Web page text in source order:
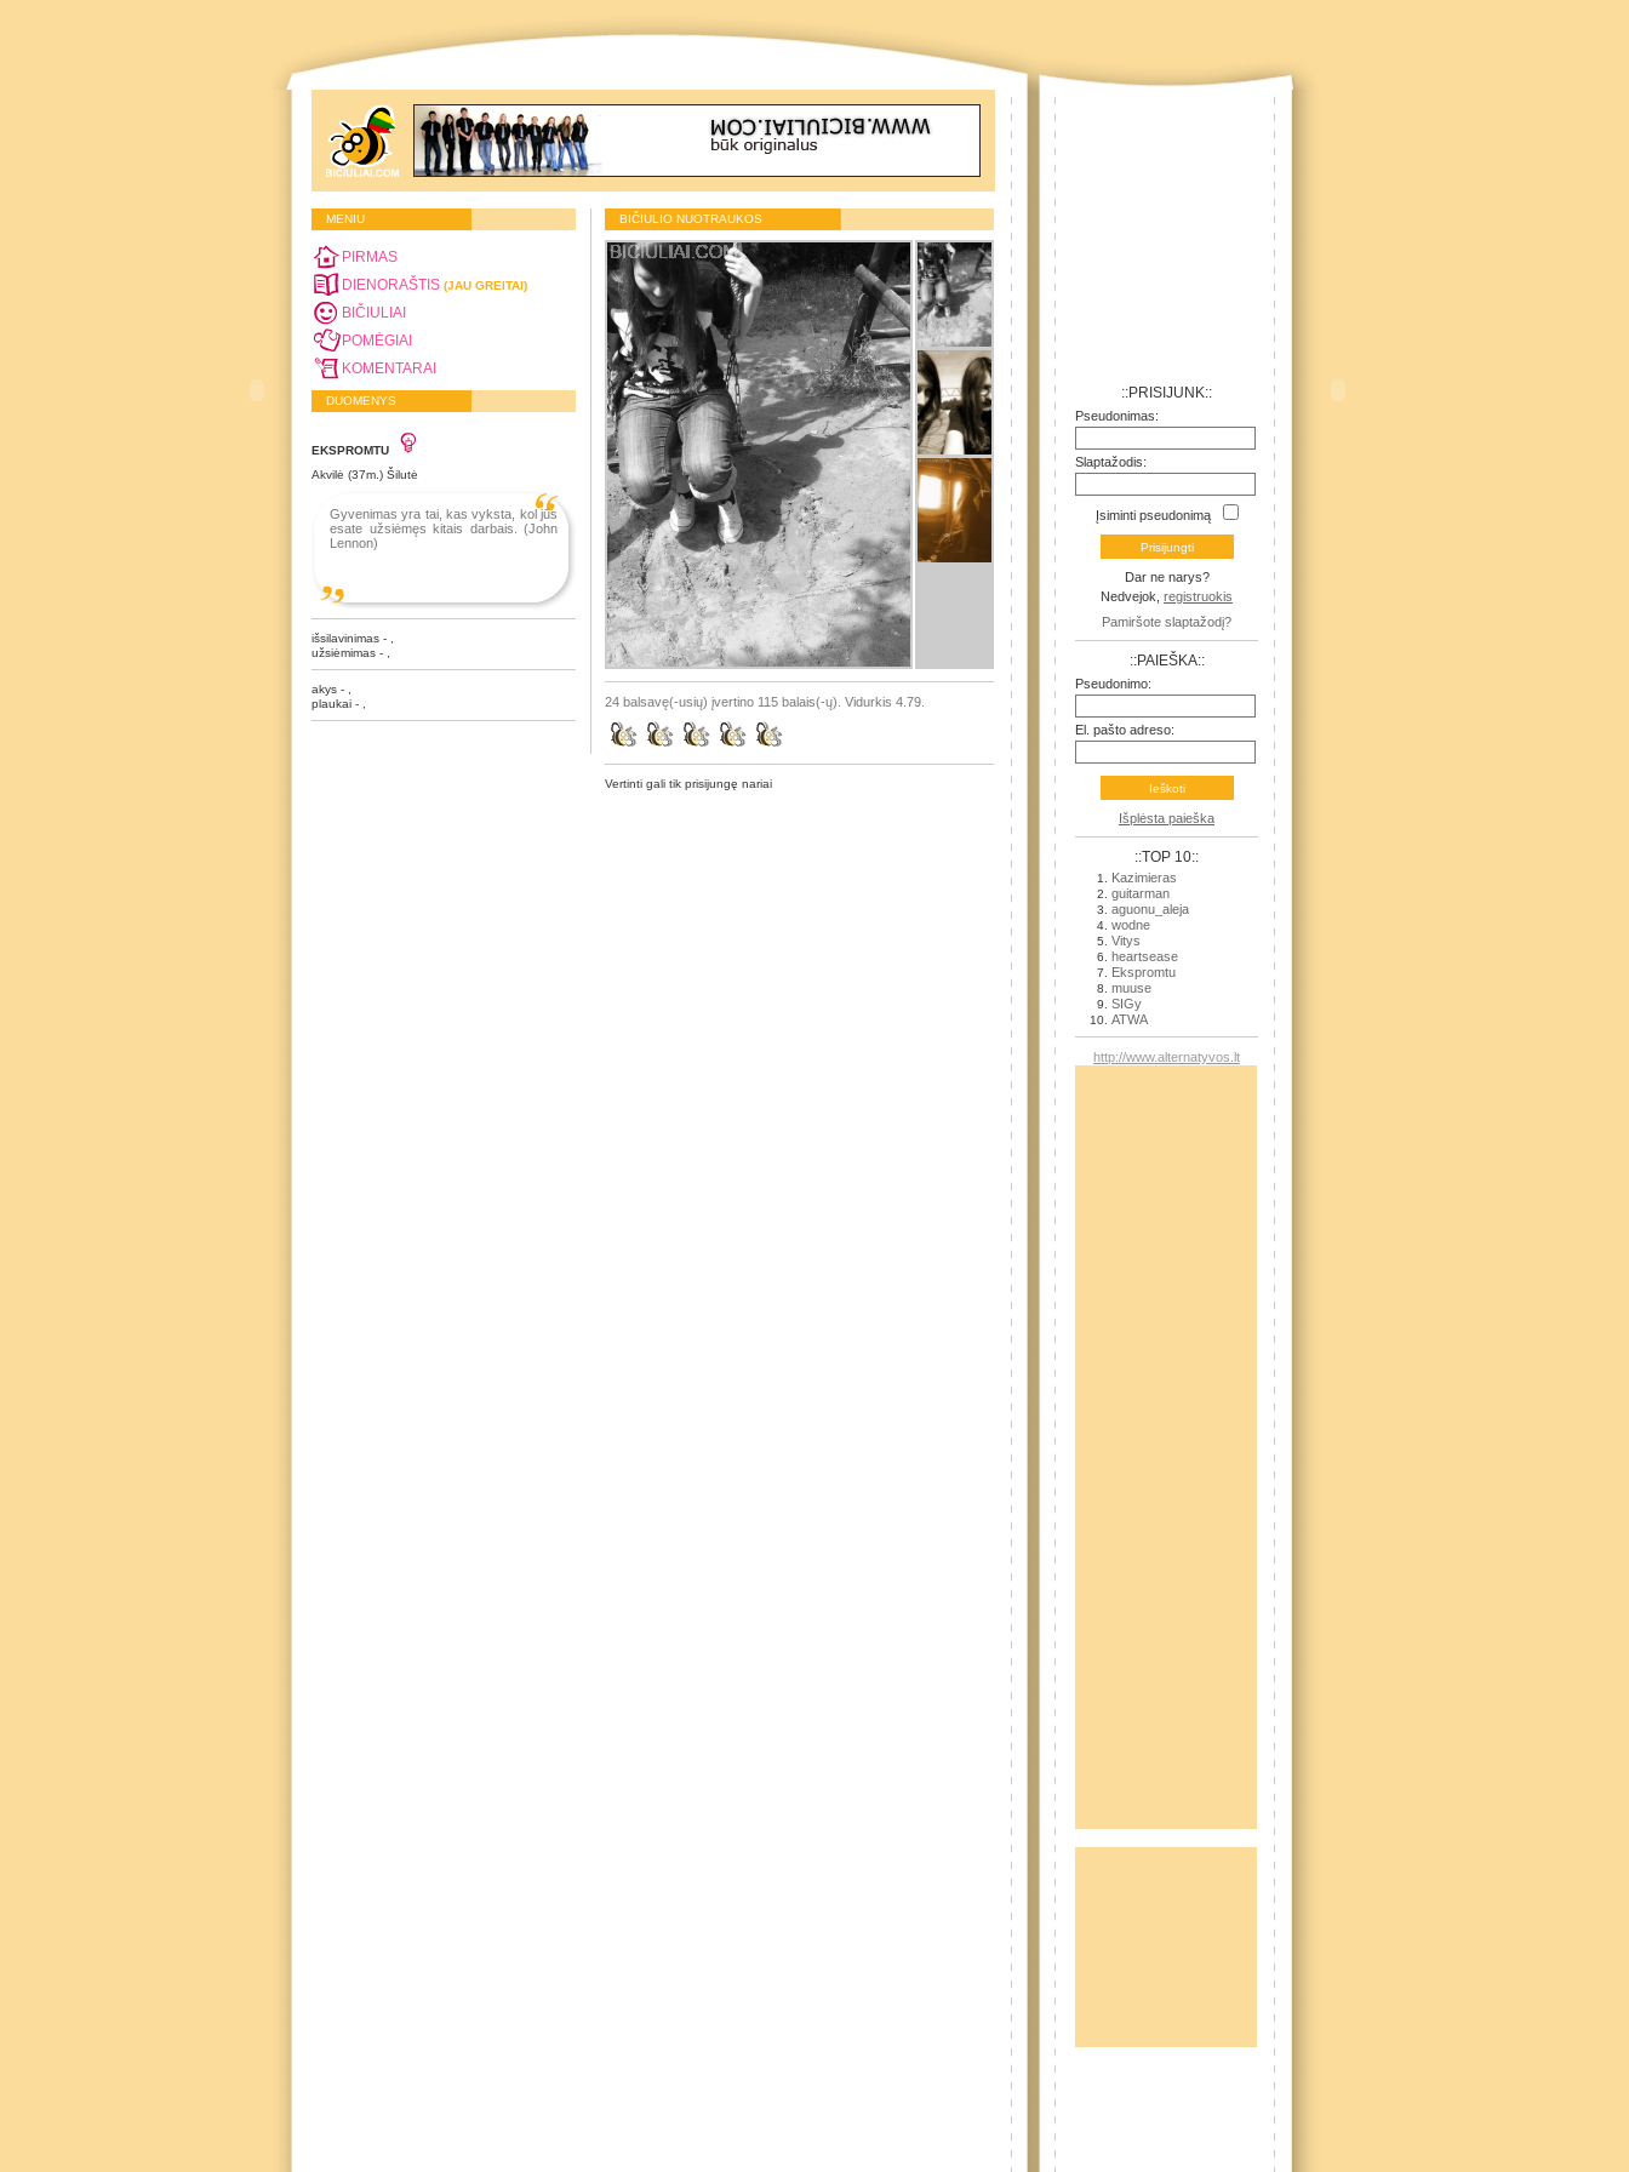
::PRISIJUNK::
Pseudonimas:
Slaptažodis:
Įsiminti pseudonimą
Dar ne narys?
Nedvejok, registruokis
Pamiršote slaptažodį?
::PAIEŠKA::
Pseudonimo:
El. pašto adreso:
Išplėsta paieška
::TOP 10::
Kazimieras
guitarman
aguonu_aleja
wodne
Vitys
heartsease
Ekspromtu
muuse
SIGy
ATWA
http://www.alternatyvos.lt
MENIU
PIRMAS
DIENORAŠTIS (JAU GREITAI)
BIČIULIAI
POMĖGIAI
KOMENTARAI
DUOMENYS
EKSPROMTU
Akvilė (37m.) Šilutė
Gyvenimas yra tai, kas vyksta, kol jūs
esate užsiėmęs kitais darbais. (John
Lennon)
išsilavinimas - ,
užsiėmimas - ,
akys - ,
plaukai - ,
BIČIULIO NUOTRAUKOS
24 balsavę(-usių) įvertino 115 balais(-ų). Vidurkis 4.79.
Vertinti gali tik prisijungę nariai